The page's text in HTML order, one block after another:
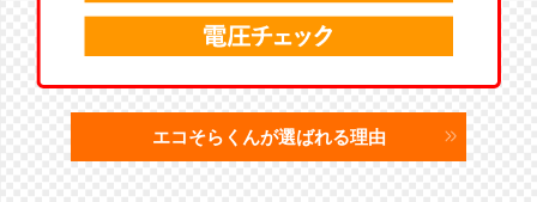
エコそらくんが選ばれる理由